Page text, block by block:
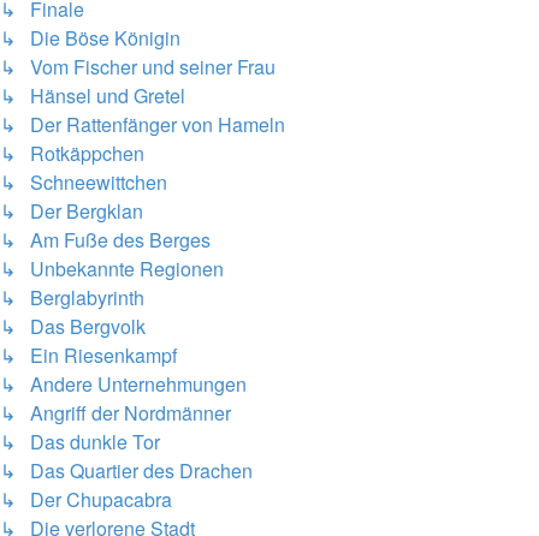
↳ Finale
↳ Die Böse Königin
↳ Vom Fischer und seiner Frau
↳ Hänsel und Gretel
↳ Der Rattenfänger von Hameln
↳ Rotkäppchen
↳ Schneewittchen
↳ Der Bergklan
↳ Am Fuße des Berges
↳ Unbekannte Regionen
↳ Berglabyrinth
↳ Das Bergvolk
↳ Ein Riesenkampf
↳ Andere Unternehmungen
↳ Angriff der Nordmänner
↳ Das dunkle Tor
↳ Das Quartier des Drachen
↳ Der Chupacabra
↳ Die verlorene Stadt